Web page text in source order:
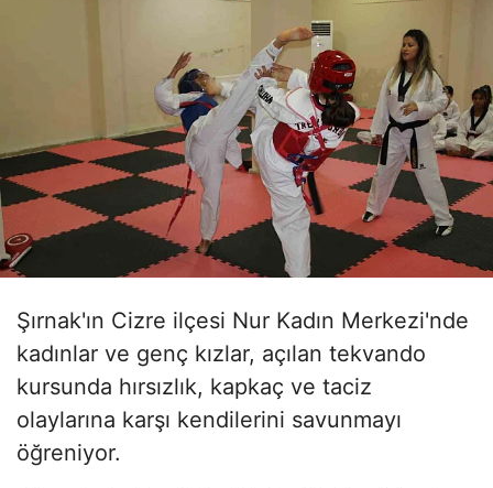
Şırnak'ın Cizre ilçesi Nur Kadın Merkezi'nde
kadınlar ve genç kızlar, açılan tekvando
kursunda hırsızlık, kapkaç ve taciz
olaylarına karşı kendilerini savunmayı
öğreniyor.